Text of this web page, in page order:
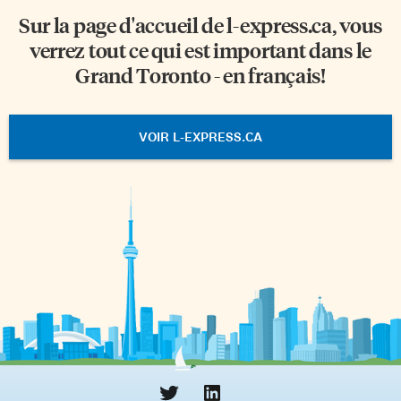
Sur la page d'accueil del-express.ca, vous
verrez tout ce qui est important dans le
Grand Toronto - en français!
VOIR L-EXPRESS.CA